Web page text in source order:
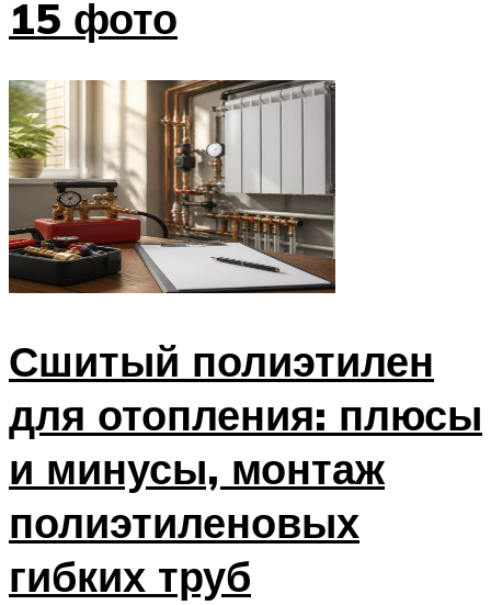
15 фото
Сшитый полиэтилен
для отопления: плюсы
и минусы, монтаж
полиэтиленовых
гибких труб